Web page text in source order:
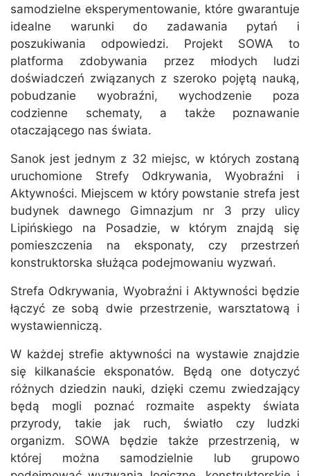
samodzielne eksperymentowanie, które gwarantuje
idealne warunki do zadawania pytań i
poszukiwania odpowiedzi. Projekt SOWA to
platforma zdobywania przez młodych ludzi
doświadczeń związanych z szeroko pojętą nauką,
pobudzanie wyobraźni, wychodzenie poza
codzienne schematy, a także poznawanie
otaczającego nas świata.
Sanok jest jednym z 32 miejsc, w których zostaną
uruchomione Strefy Odkrywania, Wyobraźni i
Aktywności. Miejscem w który powstanie strefa jest
budynek dawnego Gimnazjum nr 3 przy ulicy
Lipińskiego na Posadzie, w którym znajdą się
pomieszczenia na eksponaty, czy przestrzeń
konstruktorska służąca podejmowaniu wyzwań.
Strefa Odkrywania, Wyobraźni i Aktywności będzie
łączyć ze sobą dwie przestrzenie, warsztatową i
wystawienniczą.
W każdej strefie aktywności na wystawie znajdzie
się kilkanaście eksponatów. Będą one dotyczyć
różnych dziedzin nauki, dzięki czemu zwiedzający
będą mogli poznać rozmaite aspekty świata
przyrody, takie jak ruch, światło czy ludzki
organizm. SOWA będzie także przestrzenią, w
której można samodzielnie lub grupowo